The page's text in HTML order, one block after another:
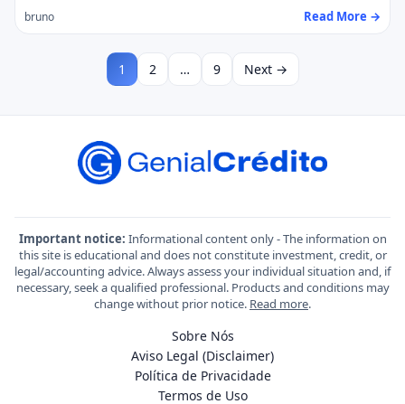
bruno Read More →
1 2 … 9 Next →
Important notice: Informational content only - The information on
this site is educational and does not constitute investment, credit, or
legal/accounting advice. Always assess your individual situation and, if
necessary, seek a qualified professional. Products and conditions may
change without prior notice. Read more.
Sobre Nós
Aviso Legal (Disclaimer)
Política de Privacidade
Termos de Uso